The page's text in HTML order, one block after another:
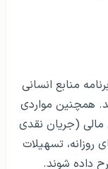
منابع انسانی
همچنین مواردی
مالی (جریان نقدی
روزانه، تسهیلات
داده شوند.